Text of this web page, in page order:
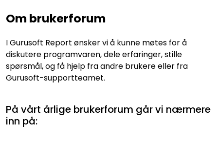
Om brukerforum
I Gurusoft Report ønsker vi å kunne møtes for å
diskutere programvaren, dele erfaringer, stille
spørsmål, og få hjelp fra andre brukere eller fra
Gurusoft-supportteamet.
På vårt årlige brukerforum går vi nærmere
inn på: